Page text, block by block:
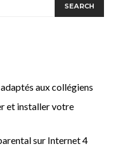
SEARCH
aux collégiens
et installer votre
sur Internet 4